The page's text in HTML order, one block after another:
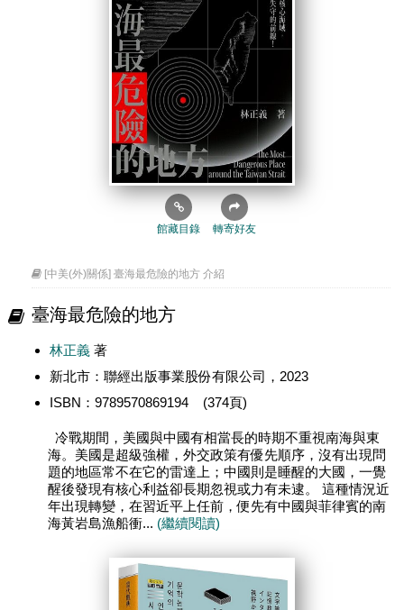
館藏目錄 轉寄好友
[中美(外)關係] 臺海最危險的地方 介紹
臺海最危險的地方
林正義著
新北市：聯經出版事業股份有限公司，2023
ISBN：9789570869194 (374頁)
冷戰期間，美國與中國有相當長的時期不重視南海與東
海。美國是超級強權，外交政策有優先順序，沒有出現問
題的地區常不在它的雷達上；中國則是睡醒的大國，一覺
醒後發現有核心利益卻長期忽視或力有未逮。 這種情況近
年出現轉變，在習近平上任前，便先有中國與菲律賓的南
海黃岩島漁船衝... (繼續閱讀)